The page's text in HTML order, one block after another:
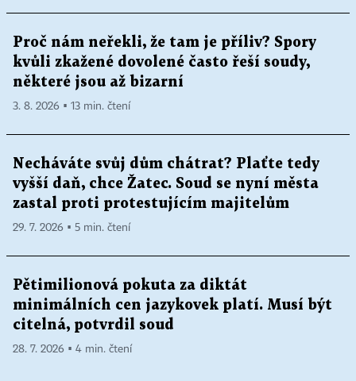
Proč nám neřekli, že tam je příliv? Spory
kvůli zkažené dovolené často řeší soudy,
některé jsou až bizarní
3. 8. 2026 ▪ 13 min. čtení
Necháváte svůj dům chátrat? Plaťte tedy
vyšší daň, chce Žatec. Soud se nyní města
zastal proti protestujícím majitelům
29. 7. 2026 ▪ 5 min. čtení
Pětimilionová pokuta za diktát
minimálních cen jazykovek platí. Musí být
citelná, potvrdil soud
28. 7. 2026 ▪ 4 min. čtení